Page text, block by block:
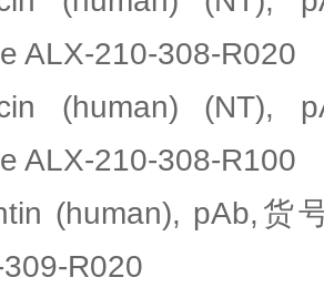
ALX-210-308-R020
(human)
ALX-210-308-R100
(human), pAb,货
R020